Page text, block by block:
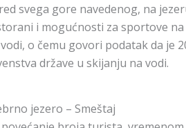
svega gore navedenog, na
i mogućnosti za sportove
o čemu govori podatak da je
države u skijanju na vodi.
jezero – Smeštaj